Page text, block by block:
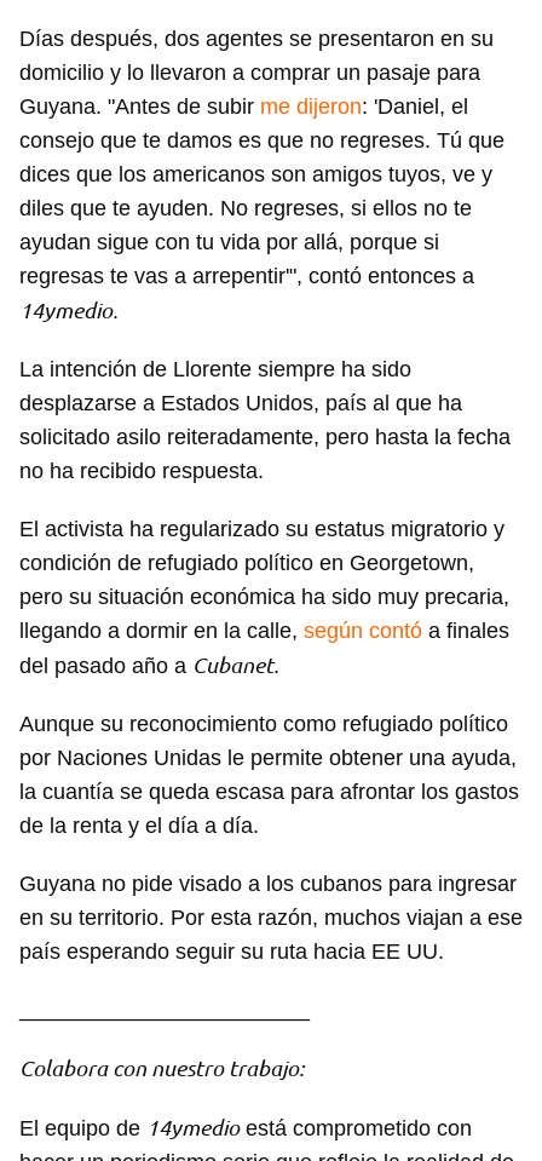
Días después, dos agentes se presentaron en su
domicilio y lo llevaron a comprar un pasaje para
Guyana. "Antes de subir me dijeron: 'Daniel, el
consejo que te damos es que no regreses. Tú que
dices que los americanos son amigos tuyos, ve y
diles que te ayuden. No regreses, si ellos no te
ayudan sigue con tu vida por allá, porque si
regresas te vas a arrepentir'", contó entonces a
14ymedio.
La intención de Llorente siempre ha sido
desplazarse a Estados Unidos, país al que ha
solicitado asilo reiteradamente, pero hasta la fecha
no ha recibido respuesta.
El activista ha regularizado su estatus migratorio y
condición de refugiado político en Georgetown,
pero su situación económica ha sido muy precaria,
llegando a dormir en la calle, según contó a finales
del pasado año a Cubanet.
Aunque su reconocimiento como refugiado político
por Naciones Unidas le permite obtener una ayuda,
la cuantía se queda escasa para afrontar los gastos
de la renta y el día a día.
Guyana no pide visado a los cubanos para ingresar
en su territorio. Por esta razón, muchos viajan a ese
país esperando seguir su ruta hacia EE UU.
Colabora con nuestro trabajo:
El equipo de 14ymedioestá comprometido con